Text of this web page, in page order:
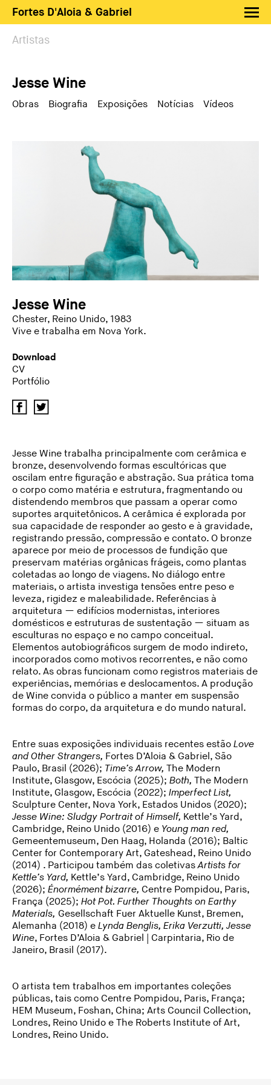
Fortes D'Aloia & Gabriel
Artistas
Feiras
Notícias
Artistas
Jesse Wine
Obras Biografia Exposições Notícias Vídeos
Jesse Wine
Chester, Reino Unido, 1983
Vive e trabalha em Nova York.
Download
CV
Portfólio
Jesse Wine trabalha principalmente com cerâmica e
bronze, desenvolvendo formas escultóricas que
oscilam entre figuração e abstração. Sua prática toma
o corpo como matéria e estrutura, fragmentando ou
distendendo membros que passam a operar como
suportes arquitetônicos. A cerâmica é explorada por
sua capacidade de responder ao gesto e à gravidade,
registrando pressão, compressão e contato. O bronze
aparece por meio de processos de fundição que
preservam matérias orgânicas frágeis, como plantas
coletadas ao longo de viagens. No diálogo entre
materiais, o artista investiga tensões entre peso e
leveza, rigidez e maleabilidade. Referências à
arquitetura — edifícios modernistas, interiores
domésticos e estruturas de sustentação — situam as
esculturas no espaço e no campo conceitual.
Elementos autobiográficos surgem de modo indireto,
incorporados como motivos recorrentes, e não como
relato. As obras funcionam como registros materiais de
experiências, memórias e deslocamentos. A produção
de Wine convida o público a manter em suspensão
formas do corpo, da arquitetura e do mundo natural.
Entre suas exposições individuais recentes estão Love
and Other Strangers, Fortes D’Aloia & Gabriel, São
Paulo, Brasil (2026); Time’s Arrow, The Modern
Institute, Glasgow, Escócia (2025); Both, The Modern
Institute, Glasgow, Escócia (2022); Imperfect List,
Sculpture Center, Nova York, Estados Unidos (2020);
Jesse Wine: Sludgy Portrait of Himself, Kettle’s Yard,
Cambridge, Reino Unido (2016) e Young man red,
Gemeentemuseum, Den Haag, Holanda (2016); Baltic
Center for Contemporary Art, Gateshead, Reino Unido
(2014) . Participou também das coletivasArtists for
Kettle’s Yard, Kettle’s Yard, Cambridge, Reino Unido
(2026); Énormément bizarre, Centre Pompidou, Paris,
França (2025); Hot Pot. Further Thoughts on Earthy
Materials, Gesellschaft Fuer Aktuelle Kunst, Bremen,
Alemanha (2018) e Lynda Benglis, Erika Verzutti, Jesse
Wine, Fortes D’Aloia & Gabriel | Carpintaria, Rio de
Janeiro, Brasil (2017).
O artista tem trabalhos em importantes coleções
públicas, tais como Centre Pompidou, Paris, França;
HEM Museum, Foshan, China; Arts Council Collection,
Londres, Reino Unido e The Roberts Institute of Art,
Londres, Reino Unido.